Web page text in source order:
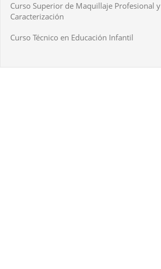
Curso Superior de Maquillaje Profesional y
Caracterización
Curso Técnico en Educación Infantil